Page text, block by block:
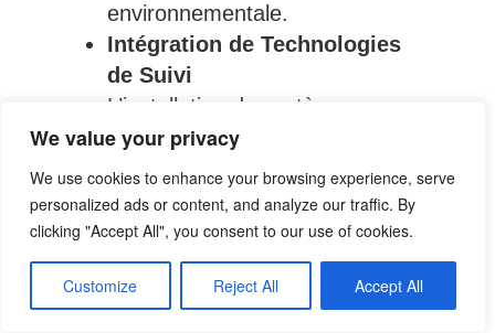
We value your privacy
We use cookies to enhance your browsing experience, serve
personalized ads or content, and analyze our traffic. By
clicking "Accept All", you consent to our use of cookies.
Customize Reject All Accept All
environnementale.
Intégration de Technologies
de Suivi
L’installation de systèmes
télématiques et de diagnostic à
distance permet d’optimiser la
gestion de la flotte et d’intervenir
rapidement en cas de problème.
Études de Cas et